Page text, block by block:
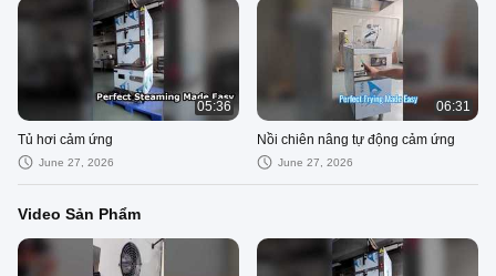
05:36
Tủ hơi cảm ứng
June 27, 2026
06:31
Nồi chiên nâng tự động cảm ứng
June 27, 2026
Video Sản Phẩm